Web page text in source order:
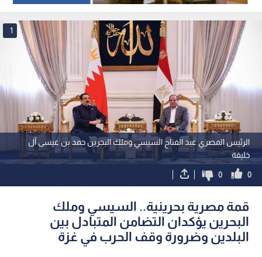
بالنظام الإيراني
الرئيس المصري عبد الفتاح السيسي وملك البحرين حمد بن عيسى آل
خليفة
1
0
0
قمة مصرية بحرينية.. السيسي وملك
البحرين يؤكدان التضامن المتبادل بين
البلدين وضرورة وقف الحرب في غزة